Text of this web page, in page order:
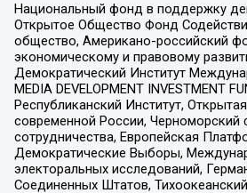
Национальный фонд в поддержку
Открытое Общество Фонд
общество, Американо-российский
экономическому и правовому
Демократический Институт
MEDIA DEVELOPMENT INVESTMENT
Республиканский Институт,
современной России, Черноморский
сотрудничества, Европейская
Демократические Выборы,
электоральных исследований,
Соединенных Штатов,